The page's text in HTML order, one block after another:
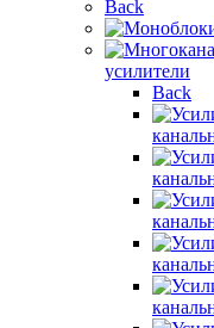
Back
усилители
Back